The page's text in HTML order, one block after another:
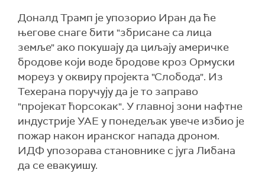
Доналд Трамп је упозорио Иран да ће
његове снаге бити "збрисане са лица
земље" ако покушају да циљају америчке
бродове који воде бродове кроз Ормуски
мореуз у оквиру пројекта "Слобода". Из
Техерана поручују да је то заправо
"пројекат ћорсокак". У главној зони нафтне
индустрије УАЕ у понедељак увече избио је
пожар након иранског напада дроном.
ИДФ упозорава становнике с југа Либана
да се евакуишу.